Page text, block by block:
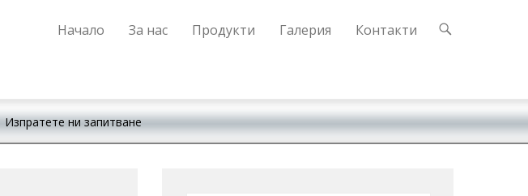
Primary Menu
Skip to content
Начало За нас Продукти Галерия Контакти
Изпратете ни запитване